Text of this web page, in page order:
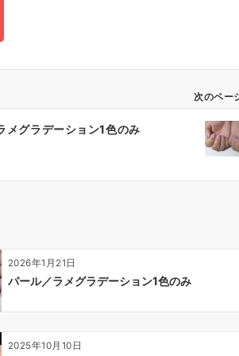
次のペー
メグラデーション1色のみ
2026年1月21日
パール／ラメグラデーション1色のみ
2025年10月10日